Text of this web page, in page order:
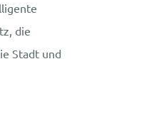
die
Stadt und